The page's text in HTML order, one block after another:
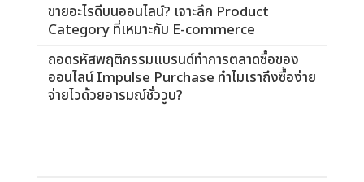
ขายอะไรดีบนออนไลน์? เจาะลึก Product
Category ที่เหมาะกับ E-commerce
ถอดรหัสพฤติกรรมแบรนด์ทำการตลาดซื้อของ
ออนไลน์ Impulse Purchase ทำไมเราถึงซื้อง่าย
จ่ายไวด้วยอารมณ์ชั่ววูบ?